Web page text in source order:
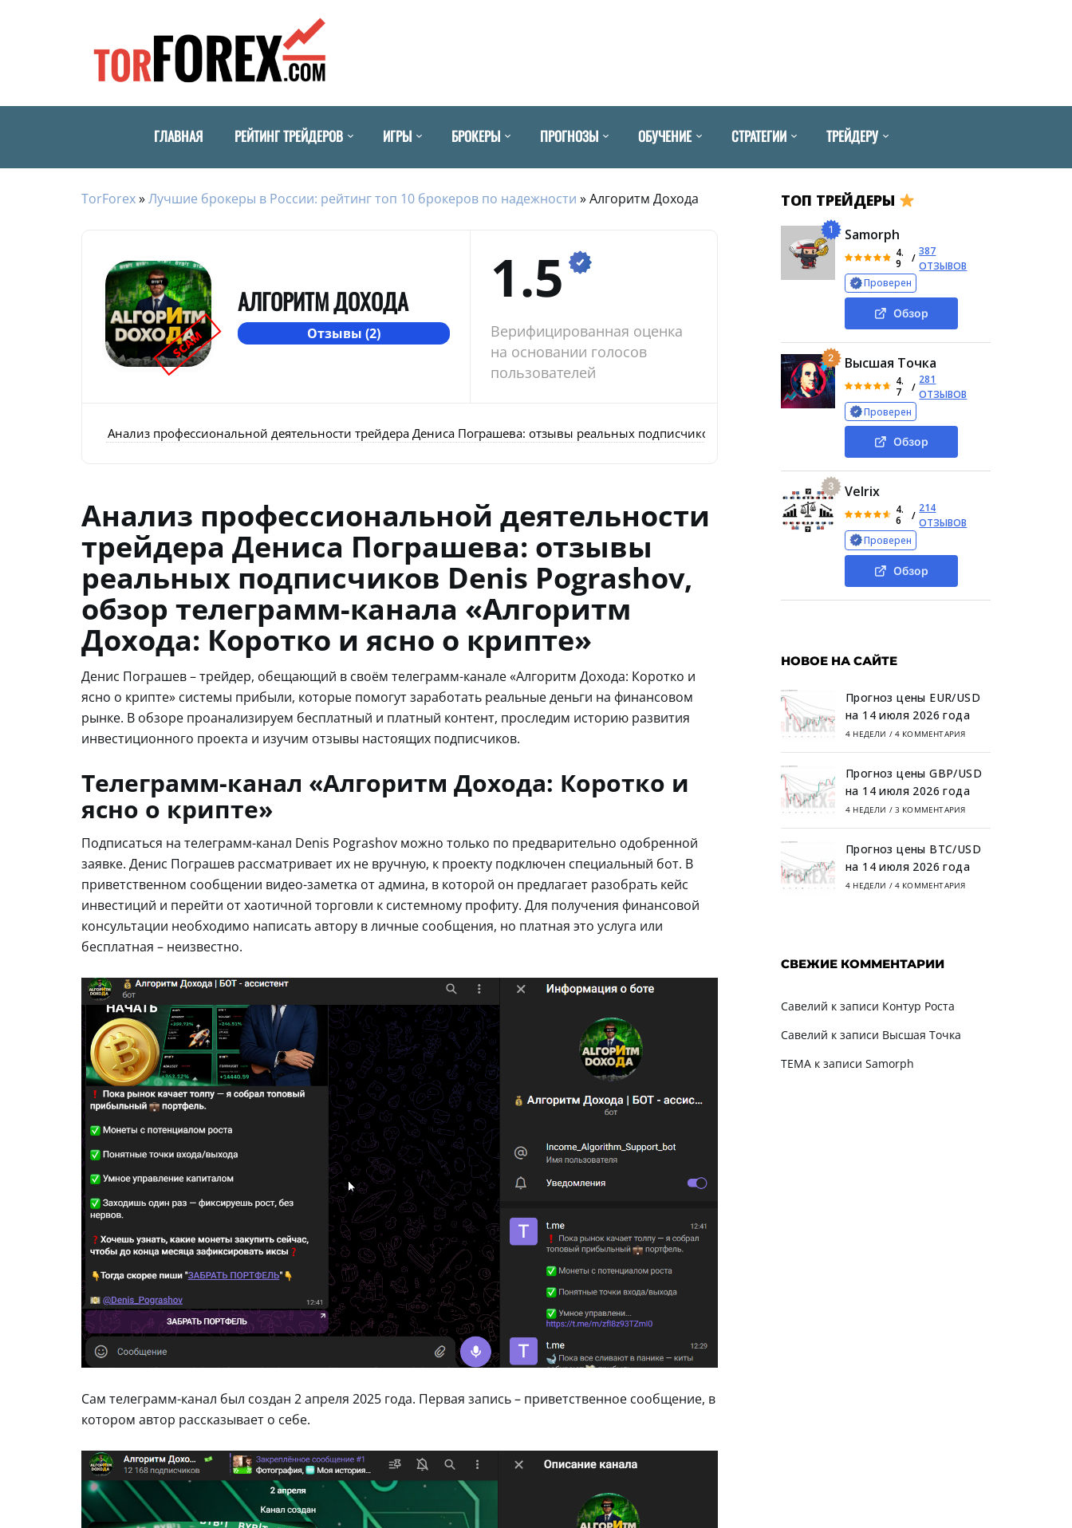
ГЛАВНАЯ РЕЙТИНГ ТРЕЙДЕРОВ ИГРЫ БРОКЕРЫ ПРОГНОЗЫ ОБУЧЕНИЕ СТРАТЕГИИ ТРЕЙДЕРУ
TorForex»Лучшие брокеры в России: рейтинг топ 10 брокеров по надежности »Алгоритм Дохода
SCAM
АЛГОРИТМ ДОХОДА
Отзывы (2)
1.5
Верифицированная оценка
на основании голосов
пользователей
Анализ профессиональной деятельности трейдера Дениса Пограшева: отзывы реальных подписчиков Denis Pograshov, обзор телеграмм-канала «Алгоритм
Анализ профессиональной деятельности
трейдера Дениса Пограшева: отзывы
реальных подписчиков Denis Pograshov,
обзор телеграмм-канала «Алгоритм
Дохода: Коротко и ясно о крипте»
Денис Пограшев – трейдер, обещающий в своём телеграмм-канале «Алгоритм Дохода: Коротко и
ясно о крипте» системы прибыли, которые помогут заработать реальные деньги на финансовом
рынке. В обзоре проанализируем бесплатный и платный контент, проследим историю развития
инвестиционного проекта и изучим отзывы настоящих подписчиков.
Телеграмм-канал «Алгоритм Дохода: Коротко и
ясно о крипте»
Подписаться на телеграмм-канал Denis Pograshov можно только по предварительно одобренной
заявке. Денис Пограшев рассматривает их не вручную, к проекту подключен специальный бот. В
приветственном сообщении видео-заметка от админа, в которой он предлагает разобрать кейс
инвестиций и перейти от хаотичной торговли к системному профиту. Для получения финансовой
консультации необходимо написать автору в личные сообщения, но платная это услуга или
бесплатная – неизвестно.
Сам телеграмм-канал был создан 2 апреля 2025 года. Первая запись – приветственное сообщение, в
котором автор рассказывает о себе.
ТОП ТРЕЙДЕРЫ
1 Samorph
4.
9
/
387
ОТЗЫВОВ
Проверен
Обзор
2 Высшая Точка
4.
7
/
281
ОТЗЫВОВ
Проверен
Обзор
3 Velrix
4.
6
/
214
ОТЗЫВОВ
Проверен
Обзор
НОВОЕ НА САЙТЕ
Прогноз цены EUR/USD
на 14 июля 2026 года
4 НЕДЕЛИ / 4 КОММЕНТАРИЯ
Прогноз цены GBP/USD
на 14 июля 2026 года
4 НЕДЕЛИ / 3 КОММЕНТАРИЯ
Прогноз цены BTC/USD
на 14 июля 2026 года
4 НЕДЕЛИ / 4 КОММЕНТАРИЯ
СВЕЖИЕ КОММЕНТАРИИ
Савелий к записи Контур Роста
Савелий к записи Высшая Точка
TEMAк записи Samorph